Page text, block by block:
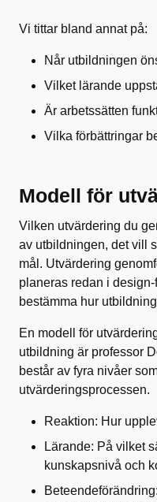
Vi tittar bland annat på:
Når utbildningen
Vilket lärande
Är arbetssätten
Vilka förbättringar
Modell för
Vilken utvärdering du
av utbildningen, det vill
mål. Utvärdering
planeras redan i
bestämma hur
En modell för
utbildning är professor
består av fyra nivåer
utvärderingsprocessen.
Reaktion: Hur
Lärande: På vilket
kunskapsnivå och